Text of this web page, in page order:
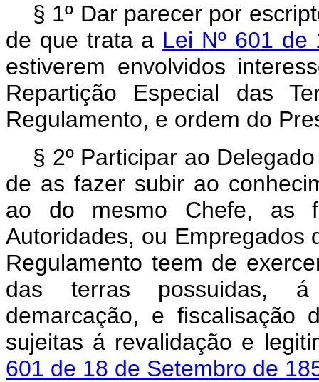
§ 1º Dar parecer por
de que trata a Lei Nº 601 de
estiverem envolvidos
Repartição Especial das
Regulamento, e ordem do
§ 2º Participar ao
de as fazer subir ao
ao do mesmo Chefe, as
Autoridades, ou Empregados
Regulamento teem de
das terras possuidas, á
demarcação, e fiscalisação
sujeitas á revalidação e
601 de 18 de Setembro de